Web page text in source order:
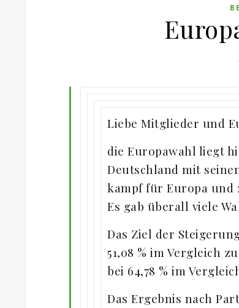
Liebe Mitglieder und
die Europawahl liegt
Deutschland mit
kampf für Europa und
Es gab überall viele
Das Ziel der
51,08 % im Vergleich
bei 64,78 % im
Das Ergebnis nach